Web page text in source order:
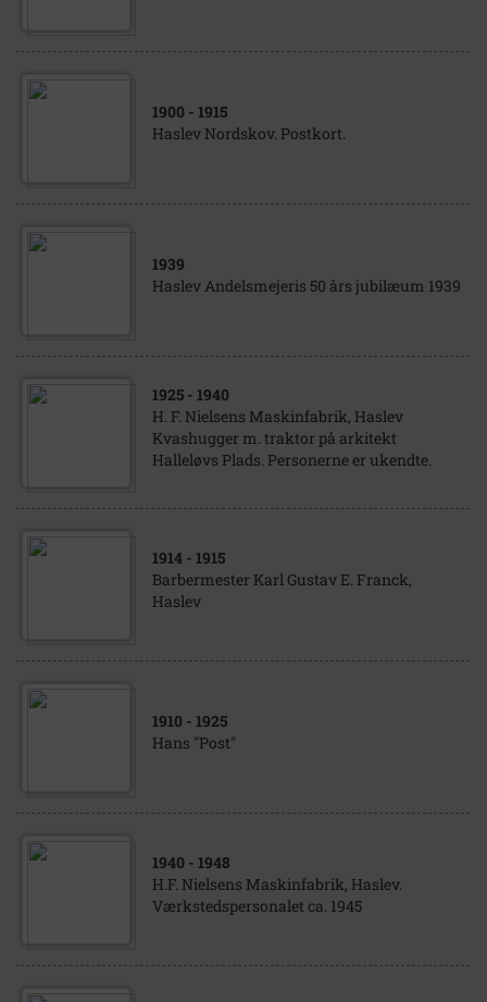
1900 - 1915
Haslev Nordskov. Postkort.
1939
Haslev Andelsmejeris 50 års jubilæum 1939
1925 - 1940
H. F. Nielsens Maskinfabrik, Haslev
Kvashugger m. traktor på arkitekt
Halleløvs Plads. Personerne er ukendte.
1914 - 1915
Barbermester Karl Gustav E. Franck,
Haslev
1910 - 1925
Hans "Post"
1940 - 1948
H.F. Nielsens Maskinfabrik, Haslev.
Værkstedspersonalet ca. 1945